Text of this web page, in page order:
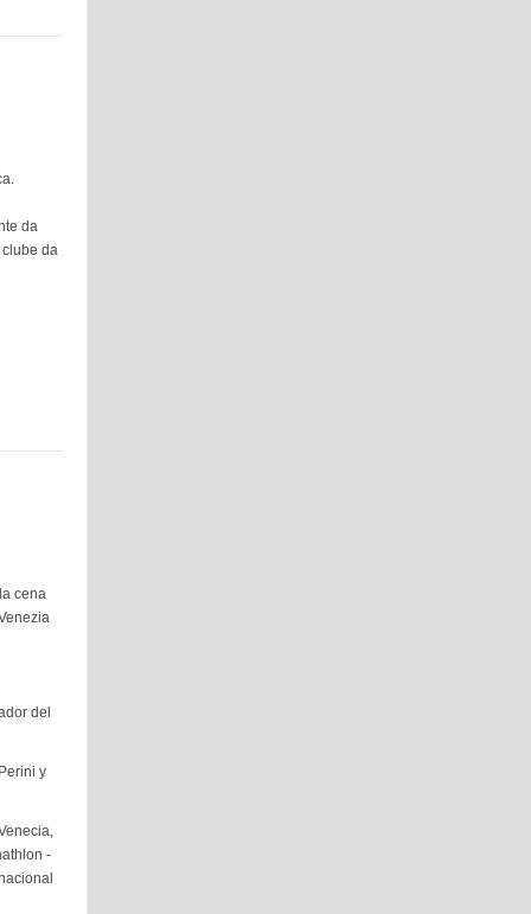
da
da
cena
del
y
-